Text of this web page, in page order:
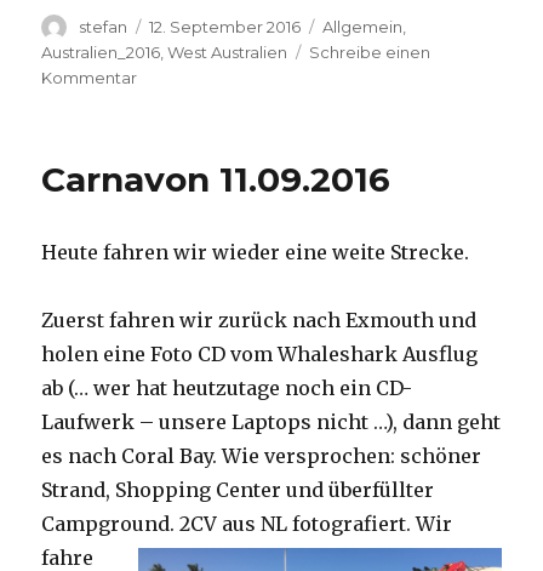
Autor
stefan
Veröffentlicht
am
12. September 2016 Kategorien
Allgemein
Australien_2016 ,West Australien
Schreibe einen
Kommentarzu
Carnavon 11.09.2016
Heute fahren wir wieder eine weite Strecke.
Zuerst fahren wir zurück nach Exmouth und
holen eine Foto CD vom Whaleshark Ausflug
ab (… wer hat heutzutage noch ein CD-
Laufwerk – unsere Laptops nicht …), dann geht
es nach Coral Bay. Wie versprochen: schöner
Strand, Shopping Center und überfüllter
Campground.2CV aus NL fotografiert. Wir
fahre